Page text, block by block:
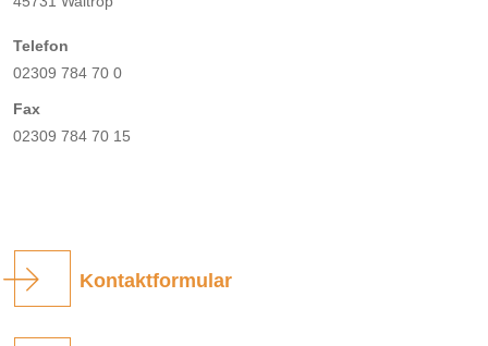
Telefon
02309 784 70 0
Fax
02309 784 70 15
Kontaktformular